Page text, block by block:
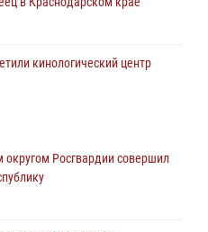
кинологический центр
Маршалом»
Росгвардии совершил